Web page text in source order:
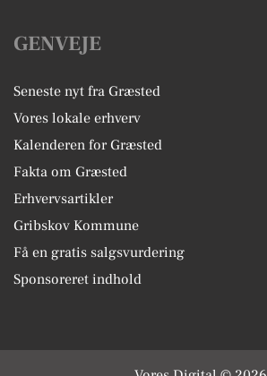
GENVEJE
Seneste nyt fra Græsted
Vores lokale erhverv
Kalenderen for Græsted
Fakta om Græsted
Erhvervsartikler
Gribskov Kommune
Få en gratis salgsvurdering
Sponsoreret indhold